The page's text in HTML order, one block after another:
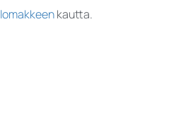
lomakkeenkautta.